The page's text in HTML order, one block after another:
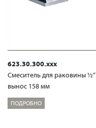
623.30.300.xxx
Смеситель для раковины ½“
вынос 158 мм
ПОДРОБНО